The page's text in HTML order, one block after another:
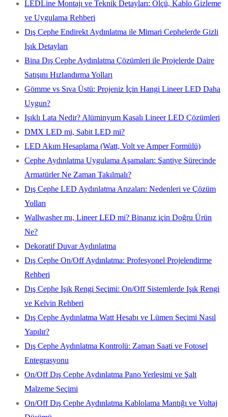
LEDLine Montajı ve Teknik Detayları: Ölçü, Kablo Gizleme
ve Uygulama Rehberi
Dış Cephe Endirekt Aydınlatma ile Mimari Cephelerde Gizli
Işık Detayları
Bina Dış Cephe Aydınlatma Çözümleri ile Projelerde Daire
Satışını Hızlandırma Yolları
Gömme vs Sıva Üstü: Projeniz İçin Hangi Lineer LED Daha
Uygun?
Işıklı Lata Nedir? Alüminyum Kasalı Lineer LED Çözümleri
DMX LED mi, Sabit LED mi?
LED Akım Hesaplama (Watt, Volt ve Amper Formülü)
Cephe Aydınlatma Uygulama Aşamaları: Şantiye Sürecinde
Armatürler Ne Zaman Takılmalı?
Dış Cephe LED Aydınlatma Arızaları: Nedenleri ve Çözüm
Yolları
Wallwasher mı, Lineer LED mi? Binanız için Doğru Ürün
Ne?
Dekoratif Duvar Aydınlatma
Dış Cephe On/Off Aydınlatma: Profesyonel Projelendirme
Rehberi
Dış Cephe Işık Rengi Seçimi: On/Off Sistemlerde Işık Rengi
ve Kelvin Rehberi
Dış Cephe Aydınlatma Watt Hesabı ve Lümen Seçimi Nasıl
Yapılır?
Dış Cephe Aydınlatma Kontrolü: Zaman Saati ve Fotosel
Entegrasyonu
On/Off Dış Cephe Aydınlatma Pano Yerleşimi ve Şalt
Malzeme Seçimi
On/Off Dış Cephe Aydınlatma Kablolama Mantığı ve Voltaj